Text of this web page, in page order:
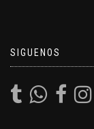
SIGUENOS